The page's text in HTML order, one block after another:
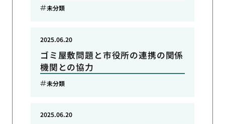
未分類
ゴミ屋敷問題と市役所の連携の関係
機関との協力
2025.06.20
未分類
2025.06.20